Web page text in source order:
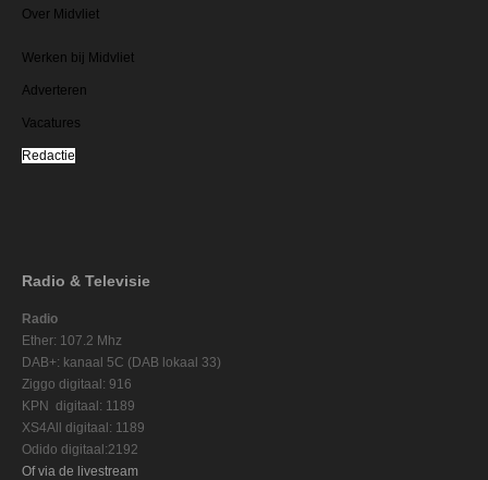
Over Midvliet
Werken bij Midvliet
Adverteren
Vacatures
Redactie
Radio & Televisie
Radio
Ether: 107.2 Mhz
DAB+: kanaal 5C (DAB lokaal 33)
Ziggo digitaal: 916
KPN digitaal: 1189
XS4All digitaal: 1189
Odido digitaal:2192
Of via de livestream